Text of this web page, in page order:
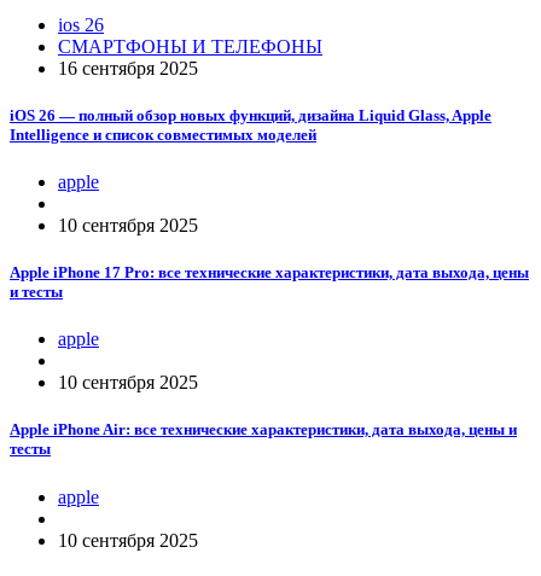
ios 26
СМАРТФОНЫ И ТЕЛЕФОНЫ
16 сентября 2025
iOS 26 — полный обзор новых функций, дизайна Liquid Glass, Apple
Intelligence и список совместимых моделей
apple
10 сентября 2025
Apple iPhone 17 Pro: все технические характеристики, дата выхода, цены
и тесты
apple
10 сентября 2025
Apple iPhone Air: все технические характеристики, дата выхода, цены и
тесты
apple
10 сентября 2025